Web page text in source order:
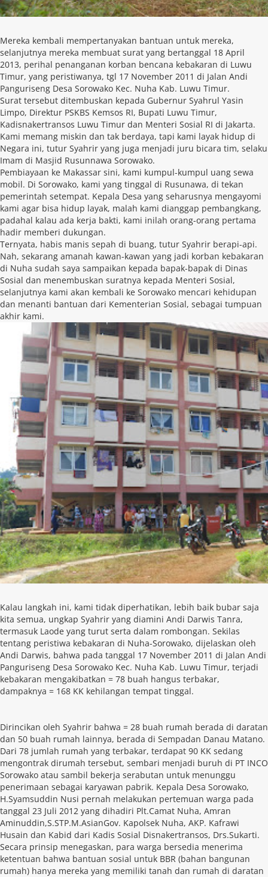
Mereka kembali mempertanyakan bantuan untuk mereka,
selanjutnya mereka membuat surat yang bertanggal 18 April
2013, perihal penanganan korban bencana kebakaran di Luwu
Timur, yang peristiwanya, tgl 17 November 2011 di Jalan Andi
Panguriseng Desa Sorowako Kec. Nuha Kab. Luwu Timur.
Surat tersebut ditembuskan kepada Gubernur Syahrul Yasin
Limpo, Direktur PSKBS Kemsos RI, Bupati Luwu Timur,
Kadisnakertransos Luwu Timur dan Menteri Sosial RI di Jakarta.
Kami memang miskin dan tak berdaya, tapi kami layak hidup di
Negara ini, tutur Syahrir yang juga menjadi juru bicara tim, selaku
Imam di Masjid Rusunnawa Sorowako.
Pembiayaan ke Makassar sini, kami kumpul-kumpul uang sewa
mobil. Di Sorowako, kami yang tinggal di Rusunawa, di tekan
pemerintah setempat. Kepala Desa yang seharusnya mengayomi
kami agar bisa hidup layak, malah kami dianggap pembangkang,
padahal kalau ada kerja bakti, kami inilah orang-orang pertama
hadir memberi dukungan.
Ternyata, habis manis sepah di buang, tutur Syahrir berapi-api.
Nah, sekarang amanah kawan-kawan yang jadi korban kebakaran
di Nuha sudah saya sampaikan kepada bapak-bapak di Dinas
Sosial dan menembuskan suratnya kepada Menteri Sosial,
selanjutnya kami akan kembali ke Sorowako mencari kehidupan
dan menanti bantuan dari Kementerian Sosial, sebagai tumpuan
akhir kami.
Kalau langkah ini, kami tidak diperhatikan, lebih baik bubar saja
kita semua, ungkap Syahrir yang diamini Andi Darwis Tanra,
termasuk Laode yang turut serta dalam rombongan. Sekilas
tentang peristiwa kebakaran di Nuha-Sorowako, dijelaskan oleh
Andi Darwis, bahwa pada tanggal 17 November 2011 di Jalan Andi
Panguriseng Desa Sorowako Kec. Nuha Kab. Luwu Timur, terjadi
kebakaran mengakibatkan = 78 buah hangus terbakar,
dampaknya = 168 KK kehilangan tempat tinggal.
Dirincikan oleh Syahrir bahwa = 28 buah rumah berada di daratan
dan 50 buah rumah lainnya, berada di Sempadan Danau Matano.
Dari 78 jumlah rumah yang terbakar, terdapat 90 KK sedang
mengontrak dirumah tersebut, sembari menjadi buruh di PT INCO
Sorowako atau sambil bekerja serabutan untuk menunggu
penerimaan sebagai karyawan pabrik. Kepala Desa Sorowako,
H.Syamsuddin Nusi pernah melakukan pertemuan warga pada
tanggal 23 Juli 2012 yang dihadiri Plt.Camat Nuha, Amran
Aminuddin,S.STP.M.AsianGov. Kapolsek Nuha, AKP. Kafrawi
Husain dan Kabid dari Kadis Sosial Disnakertransos, Drs.Sukarti.
Secara prinsip menegaskan, para warga bersedia menerima
ketentuan bahwa bantuan sosial untuk BBR (bahan bangunan
rumah) hanya mereka yang memiliki tanah dan rumah di daratan